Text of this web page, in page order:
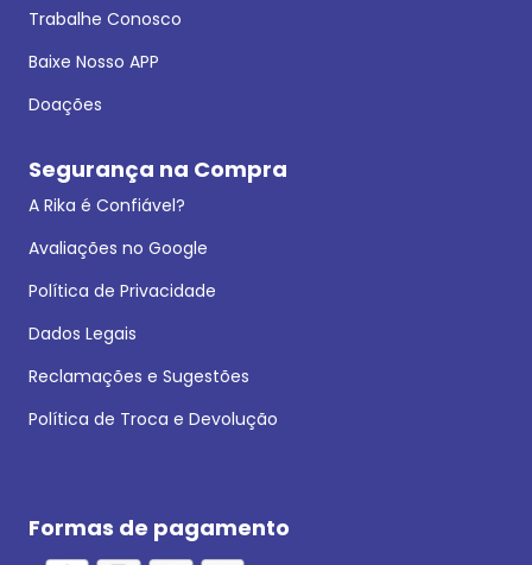
Trabalhe Conosco
Baixe Nosso APP
Doações
Segurança na Compra
A Rika é Confiável?
Avaliações no Google
Política de Privacidade
Dados Legais
Reclamações e Sugestões
Política de Troca e Devolução
Formas de pagamento